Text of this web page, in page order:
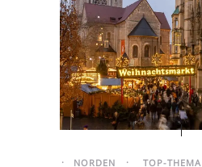
NORDEN TOP-THEMA